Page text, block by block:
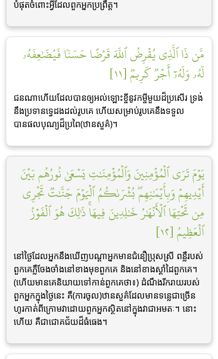
បំផុតចំពោះអ្វីដែលពួកអ្នកប្រព្រឹត្ត។
مَّن ذَا ٱلَّذِي يُقۡرِضُ ٱللَّهَ قَرۡضًا حَسَنٗا فَيُضَٰعِفَهُۥ
لَهُۥ وَلَهُۥٓ أَجۡرٞ كَرِيمٞ [١١]
ជនណាហើយដែលបានឲ្យអល់ឡោះខ្ចីនូវកម្ចីមួយដ៏ប្រសើរ ទ្រង់
នឹងប្រទានទ្វេដងដល់រូបគេ ហើយសម្រាប់រូបគេនឹងទទួល
បានផលបុណ្យដ៏ប្រពៃ(ឋានសួគ៌)។
يَوۡمَ تَرَى ٱلۡمُؤۡمِنِينَ وَٱلۡمُؤۡمِنَٰتِ يَسۡعَىٰ نُورُهُم بَيۡنَ
أَيۡدِيهِمۡ وَبِأَيۡمَٰنِهِمۖ بُشۡرَىٰكُمُ ٱلۡيَوۡمَ جَنَّٰتٞ تَجۡرِي
مِن تَحۡتِهَا ٱلۡأَنۡهَٰرُ خَٰلِدِينَ فِيهَاۚ ذَٰلِكَ هُوَ ٱلۡفَوۡزُ
ٱلۡعَظِيمُ [١٢]
នៅថ្ងៃដែលអ្នកនឹងឃើញបណ្តាអ្នកមានជំនឿប្រុសស្រី ពន្លឺរបស់
ពួកគេភ្លឺចែងចាំងនៅខាងមុខពួកគេ និងនៅខាងស្តាំដៃពួកគេ។
(ហើយមានគេនិយាយទៅកាន់ពួកគេថា៖) ដំណឹងរីករាយរបស់
ពួកអ្នកក្នុងថ្ងៃនេះ គឺ(ការចូល)ឋានសួគ៌ដែលមានទន្លេជាច្រើន
ហូរកាត់ពីក្រោមវាដោយពួកអ្នកស្ថិតនៅក្នុងវាជាអមតៈ។ នោះ
ហើយ គឺជាជោគជ័យដ៏ធំធេង។